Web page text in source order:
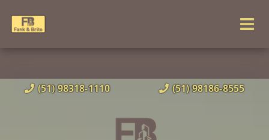
(51) 98318-1110 (51) 98186-8555